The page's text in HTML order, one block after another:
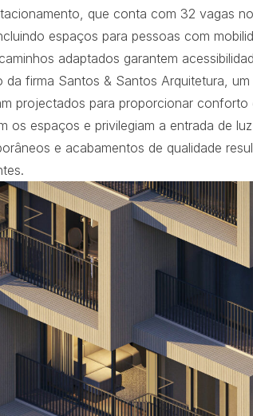
que conta com 32 vagas
espaços para pessoas com
adaptados garantem
da firma Santos & Santos Arquitetura,
projectados para proporcionar conforto
os espaços e privilegiam a entrada de
e acabamentos de qualidade